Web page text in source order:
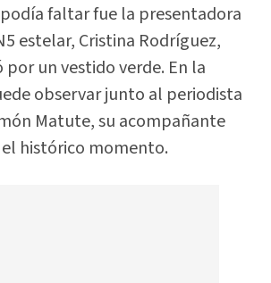
faltar fue la presentadora
estelar, Cristina Rodríguez,
por un vestido verde. En la
observar junto al periodista
Matute, su acompañante
histórico momento.